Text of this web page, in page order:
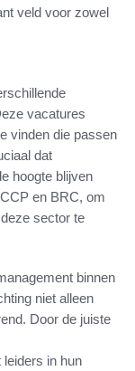
veld voor zowel
vacatures
vinden die passen
dat
hoogte blijven
en BRC, om
sector te
binnen
niet alleen
Door de juiste
in hun